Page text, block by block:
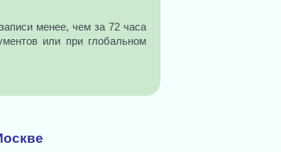
менее, чем за 72 часа
или при глобальном